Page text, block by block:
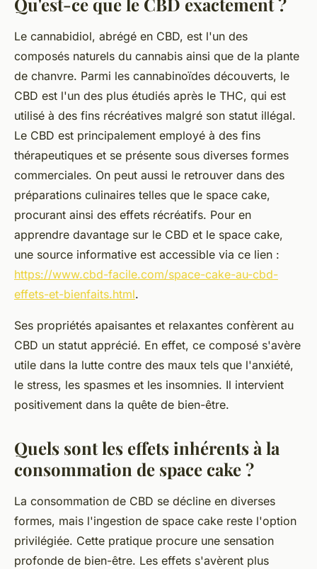
Le cannabidiol, abrégé en CBD, est l'un des
composés naturels du cannabis ainsi que de la plante
de chanvre. Parmi les cannabinoïdes découverts, le
CBD est l'un des plus étudiés après le THC, qui est
utilisé à des fins récréatives malgré son statut illégal.
Le CBD est principalement employé à des fins
thérapeutiques et se présente sous diverses formes
commerciales. On peut aussi le retrouver dans des
préparations culinaires telles que le space cake,
procurant ainsi des effets récréatifs. Pour en
apprendre davantage sur le CBD et le space cake,
une source informative est accessible via ce lien :
https://www.cbd-facile.com/space-cake-au-cbd-
effets-et-bienfaits.html.
Ses propriétés apaisantes et relaxantes confèrent au
CBD un statut apprécié. En effet, ce composé s'avère
utile dans la lutte contre des maux tels que l'anxiété,
le stress, les spasmes et les insomnies. Il intervient
positivement dans la quête de bien-être.
Quels sont les effets inhérents à la
consommation de space cake ?
La consommation de CBD se décline en diverses
formes, mais l'ingestion de space cake reste l'option
privilégiée. Cette pratique procure une sensation
profonde de bien-être. Les effets s'avèrent plus